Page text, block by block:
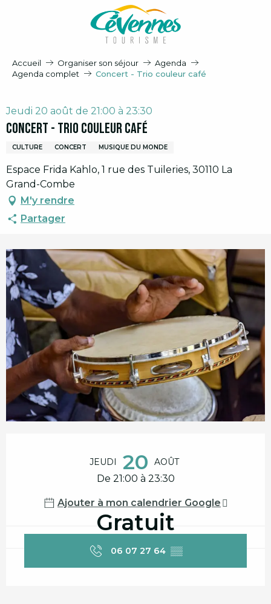
Accueil Organiser son séjour
Agenda
Agenda complet
Concert - Trio couleur café
Jeudi 20 août de 21:00 à 23:30
Concert - Trio couleur café
CULTURE CONCERT MUSIQUE DU MONDE
Espace Frida Kahlo, 1 rue des Tuileries, 30110 La
Grand-Combe
M'y rendre
Partager
JEUDI 20 AOÛT
De 21:00 à 23:30
Ajouter à mon calendrier Google
Gratuit
06 07 27 64 ▒▒